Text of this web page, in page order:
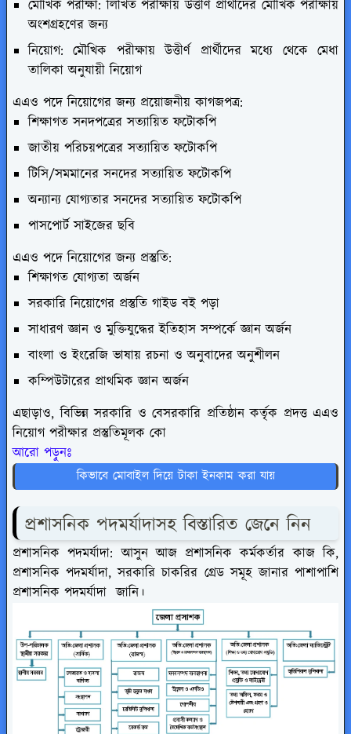
মৌখিক পরীক্ষা: লিখিত পরীক্ষায় উত্তীর্ণ প্রার্থীদের মৌখিক পরীক্ষায়
অংশগ্রহণের জন্য
নিয়োগ:মৌখিক পরীক্ষায় উত্তীর্ণ প্রার্থীদের মধ্যে থেকে মেধা
তালিকা অনুযায়ী নিয়োগ
এএও পদে নিয়োগের জন্য প্রয়োজনীয় কাগজপত্র:
শিক্ষাগত সনদপত্রের সত্যায়িত ফটোকপি
জাতীয় পরিচয়পত্রের সত্যায়িত ফটোকপি
টিসি/সমমানের সনদের সত্যায়িত ফটোকপি
অন্যান্য যোগ্যতার সনদের সত্যায়িত ফটোকপি
পাসপোর্ট সাইজের ছবি
এএও পদে নিয়োগের জন্য প্রস্তুতি:
শিক্ষাগত যোগ্যতা অর্জন
সরকারি নিয়োগের প্রস্তুতি গাইড বই পড়া
সাধারণ জ্ঞান ও মুক্তিযুদ্ধের ইতিহাস সম্পর্কে জ্ঞান অর্জন
বাংলা ও ইংরেজি ভাষায় রচনা ও অনুবাদের অনুশীলন
কম্পিউটারের প্রাথমিক জ্ঞান অর্জন
এছাড়াও, বিভিন্ন সরকারি ও বেসরকারি প্রতিষ্ঠান কর্তৃক প্রদত্ত এএও
নিয়োগ পরীক্ষার প্রস্তুতিমূলক কো
আরো পড়ুনঃ
কিভাবে মোবাইল দিয়ে টাকা ইনকাম করা যায়
প্রশাসনিক পদমর্যাদাসহ বিস্তারিত জেনে নিন
প্রশাসনিক পদমর্যাদা: আসুন আজ প্রশাসনিক কর্মকর্তার কাজ কি,
প্রশাসনিক পদমর্যাদা, সরকারি চাকরির গ্রেড সমূহ জানার পাশাপাশি
প্রশাসনিক পদমর্যাদা জানি।